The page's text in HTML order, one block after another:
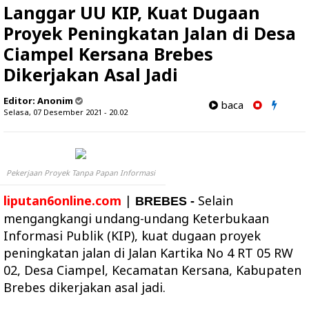
Langgar UU KIP, Kuat Dugaan
Proyek Peningkatan Jalan di Desa
Ciampel Kersana Brebes
Dikerjakan Asal Jadi
Editor: Anonim
Selasa, 07 Desember 2021 - 20.02
baca
Pekerjaan Proyek Tanpa Papan Informasi
liputan6online.com | BREBES - Selain
mengangkangi undang-undang Keterbukaan
Informasi Publik (KIP), kuat dugaan proyek
peningkatan jalan di Jalan Kartika No 4 RT 05 RW
02, Desa Ciampel, Kecamatan Kersana, Kabupaten
Brebes dikerjakan asal jadi.